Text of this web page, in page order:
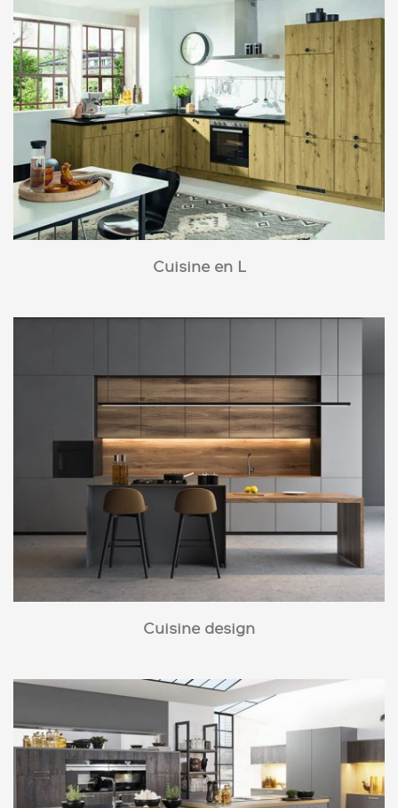
Cuisine en L
Cuisine design